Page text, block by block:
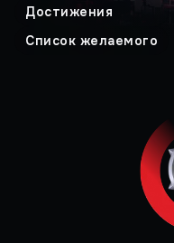
Достижения
Список желаемого